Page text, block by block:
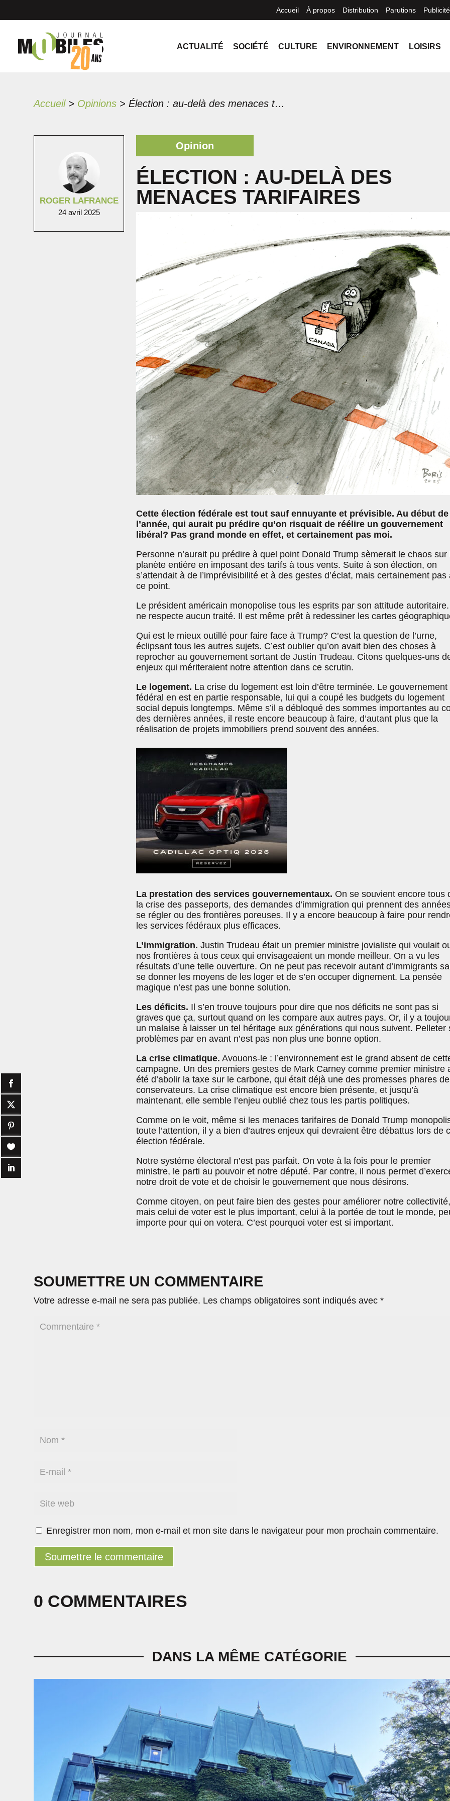
Accueil À propos Distribution Parutions Publicité
ACTUALITÉ SOCIÉTÉ CULTURE ENVIRONNEMENT LOISIRS
Accueil> Opinions > Élection : au-delà des menaces tarifaires
ROGER LAFRANCE
24 avril 2025
Opinion
ÉLECTION : AU-DELÀ DES
MENACES TARIFAIRES
Cette élection fédérale est tout sauf ennuyante et prévisible. Au début de
l’année, qui aurait pu prédire qu’on risquait de réélire un gouvernement
libéral? Pas grand monde en effet, et certainement pas moi.
Personne n’aurait pu prédire à quel point Donald Trump sèmerait le chaos sur
planète entière en imposant des tarifs à tous vents. Suite à son élection, on
s’attendait à de l’imprévisibilité et à des gestes d’éclat, mais certainement pas
ce point.
Le président américain monopolise tous les esprits par son attitude
ne respecte aucun traité. Il est même prêt à redessiner les cartes
Qui est le mieux outillé pour faire face à Trump? C’est la question de l’urne,
éclipsant tous les autres sujets. C’est oublier qu’on avait bien des choses à
reprocher au gouvernement sortant de Justin Trudeau. Citons quelques-uns
enjeux qui mériteraient notre attention dans ce scrutin.
Le logement. La crise du logement est loin d’être terminée. Le gouvernement
fédéral en est en partie responsable, lui qui a coupé les budgets du logement
social depuis longtemps. Même s’il a débloqué des sommes importantes au
des dernières années, il reste encore beaucoup à faire, d’autant plus que la
réalisation de projets immobiliers prend souvent des années.
La prestation des services gouvernementaux. On se souvient encore tous
la crise des passeports, des demandes d’immigration qui prennent des
se régler ou des frontières poreuses. Il y a encore beaucoup à faire pour
les services fédéraux plus efficaces.
L’immigration. Justin Trudeau était un premier ministre jovialiste qui voulait
nos frontières à tous ceux qui envisageaient un monde meilleur. On a vu les
résultats d’une telle ouverture. On ne peut pas recevoir autant d’immigrants
se donner les moyens de les loger et de s’en occuper dignement. La pensée
magique n’est pas une bonne solution.
Les déficits. Il s’en trouve toujours pour dire que nos déficits ne sont pas si
graves que ça, surtout quand on les compare aux autres pays. Or, il y a
un malaise à laisser un tel héritage aux générations qui nous suivent. Pelleter
problèmes par en avant n’est pas non plus une bonne option.
La crise climatique. Avouons-le : l’environnement est le grand absent de
campagne. Un des premiers gestes de Mark Carney comme premier ministre
été d’abolir la taxe sur le carbone, qui était déjà une des promesses phares
conservateurs. La crise climatique est encore bien présente, et jusqu’à
maintenant, elle semble l’enjeu oublié chez tous les partis politiques.
Comme on le voit, même si les menaces tarifaires de Donald Trump
toute l’attention, il y a bien d’autres enjeux qui devraient être débattus lors de
élection fédérale.
Notre système électoral n’est pas parfait. On vote à la fois pour le premier
ministre, le parti au pouvoir et notre député. Par contre, il nous permet
notre droit de vote et de choisir le gouvernement que nous désirons.
Comme citoyen, on peut faire bien des gestes pour améliorer notre collectivité,
mais celui de voter est le plus important, celui à la portée de tout le monde,
importe pour qui on votera. C’est pourquoi voter est si important.
0 COMMENTAIRES
SOUMETTRE UN COMMENTAIRE
Votre adresse e-mail ne sera pas publiée. Les champs obligatoires sont indiqués avec*
Enregistrer mon nom, mon e-mail et mon site dans le navigateur pour mon prochain commentaire.
Soumettre le commentaire
DANS LA MÊME CATÉGORIE